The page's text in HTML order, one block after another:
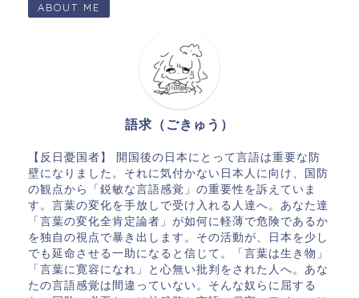
ABOUT ME
語求（ごきゅう）
【反日憂国者】 開国後の日本にとって言語は重要な防
壁になりました。それに気付かない日本人に向け、国防
の観点から「鋭敏な言語感覚」の重要性を訴えていま
す。言葉の変化を手放しで受け入れる人達へ。あなた達
「言葉の変化全肯定論者」が如何に軽薄で危険であるか
を独自の視点で暴き出します。その活動が、日本を少し
でも延命させる一助になると信じて。「言葉は生き物」
「言葉に寛容になれ」と心無い批判をされた人へ。あな
たの言語感覚は間違っていない。そんな奴らに屈する